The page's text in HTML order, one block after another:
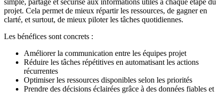
projet. Cela permet de mieux répartir les ressources, de gagner en
clarté, et surtout, de mieux piloter les tâches quotidiennes.
Les bénéfices sont concrets :
Améliorer la communication entre les équipes projet
Réduire les tâches répétitives en automatisant les actions
récurrentes
Optimiser les ressources disponibles selon les priorités
Prendre des décisions éclairées grâce à des données fiables et